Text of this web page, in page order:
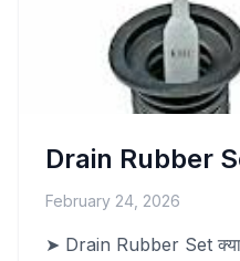
Drain Rubber
February 24, 2026
➤ Drain Rubber Set